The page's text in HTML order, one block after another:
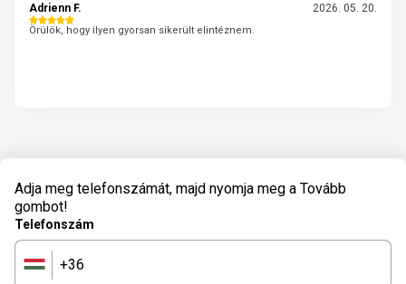
Adrienn F.
2026. 05. 20.
Örülök, hogy ilyen gyorsan sikerült elintéznem.
Adja meg telefonszámát, majd nyomja meg a Tovább
gombot!
Telefonszám
🇭🇺 +36